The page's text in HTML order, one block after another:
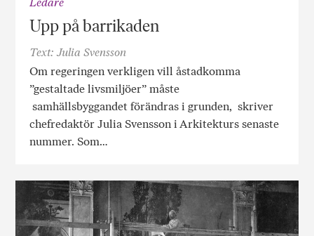
Ledare
Upp på barrikaden
Text: Julia Svensson
Om regeringen verkligen vill åstadkomma
”gestaltade livsmiljöer” måste
samhällsbyggandet förändras i grunden, skriver
chefredaktör Julia Svensson i Arkitekturs senaste
nummer. Som…